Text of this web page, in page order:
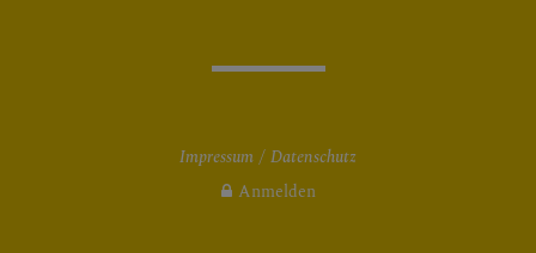
Impressum
Datenschutz
Anmelden